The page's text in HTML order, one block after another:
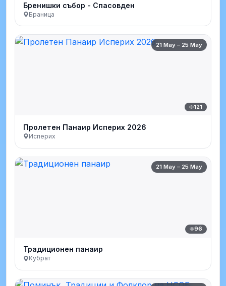
Бренишки събор - Спасовден
Браница
21 May – 25 May
121
Пролетен Панаир Исперих 2026
Исперих
21 May – 25 May
96
Традиционен панаир
Кубрат